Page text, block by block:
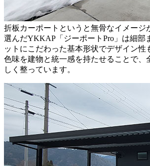
折板カーポートというと無骨なイメージ
選んだYKKAP「ジーポートPro」は細部
ットにこだわった基本形状でデザイン性
色味を建物と統一感を持たせることで、
しく整っています。